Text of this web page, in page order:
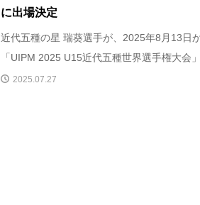
に出場決定
近代五種の星 瑞葵選手が、2025年8月13日
「UIPM 2025 U15近代五種世界選手権大会
2025.07.27